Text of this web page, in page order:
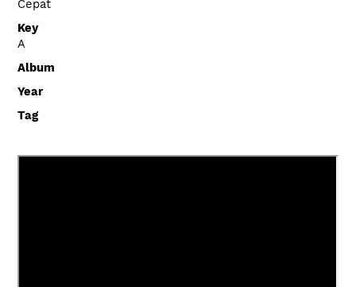
Cepat
Key
A
Album
Year
Tag